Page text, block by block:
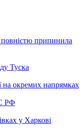
припинила
Туска
на окремих напрямках
РФ
у Харкові